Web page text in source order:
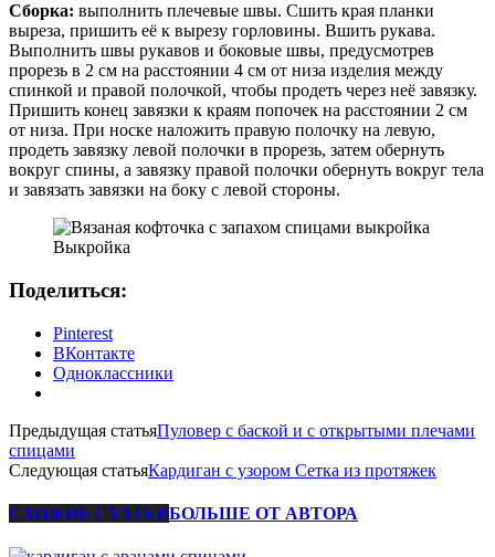
Сборка: выполнить плечевые швы. Сшить края планки
выреза, пришить её к вырезу горловины. Вшить рукава.
Выполнить швы рукавов и боковые швы, предусмотрев
прорезь в 2 см на расстоянии 4 см от низа изделия между
спинкой и правой полочкой, чтобы продеть через неё завязку.
Пришить конец завязки к краям попочек на расстоянии 2 см
от низа. При носке наложить правую полочку на левую,
продеть завязку левой полочки в прорезь, затем обернуть
вокруг спины, а завязку правой полочки обернуть вокруг тела
и завязать завязки на боку с левой стороны.
Выкройка
Поделиться:
Pinterest
ВКонтакте
Одноклассники
Предыдущая статьяПуловер с баской и с открытыми плечами
спицами
Следующая статьяКардиган с узором Сетка из протяжек
СХОЖИЕ СТАТЬИБОЛЬШЕ ОТ АВТОРА